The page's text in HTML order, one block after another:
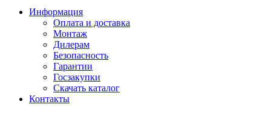
Для детей с ограниченными физическими
возможностями
Информация
Оплата и доставка
Монтаж
Дилерам
Безопасность
Гарантии
Госзакупки
Скачать каталог
Контакты